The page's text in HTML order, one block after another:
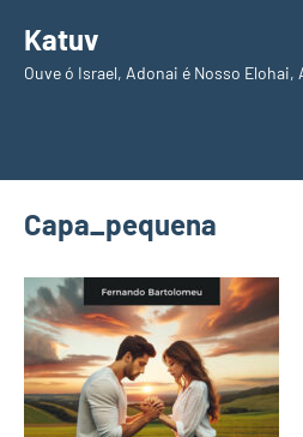
paraKatuv
Ouve ó Israel, Adonai é Nosso Elohai,
Capa_pequena